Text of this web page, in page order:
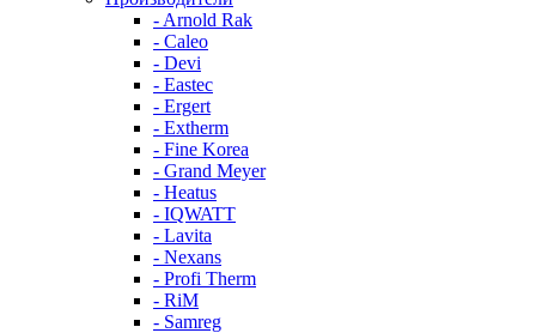
- Arnold Rak
- Caleo
- Devi
- Eastec
- Ergert
- Extherm
- Fine Korea
- Grand Meyer
- Heatus
- IQWATT
- Lavita
- Nexans
- Profi Therm
- RiM
- Samreg